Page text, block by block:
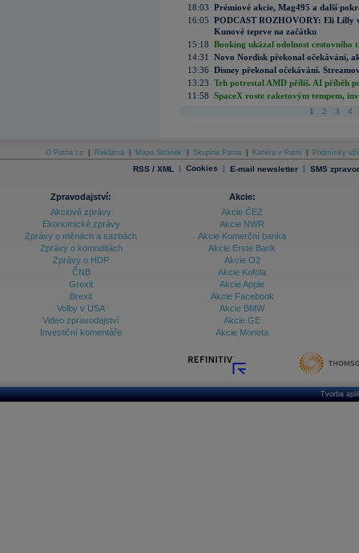
18:03 Prémiové akcie, Mag495 a další
16:05 PODCAST ROZHOVORY: Eli Lilly
Kunové teprve na začátku
15:18 Booking ukázal odolnost cestovního
14:31
Novo Nordisk překonal očekávání,
13:36 Disney překonal očekávání.
13:23 Trh potrestal AMD příliš. AI příběh
11:58 SpaceX roste raketovým tempem,
1 2 3 4
O Patria.cz Reklama Mapa Stránek Skupina Patria Kariéra v Patrii Podmínky
RSS / XML | Cookies | E-mail newsletter | SMS
Zpravodajství:
Akciové zprávy
Ekonomické zprávy
Zprávy o měnách a sazbách
Zprávy o komoditách
Zprávy o HDP
ČNB
Grexit
Brexit
Volby v USA
Video zpravodajství
Investiční komentáře
Akcie:
Akcie ČEZ
Akcie NWR
Akcie Komerční banka
Akcie Erste Bank
Akcie O2
Akcie Kofola
Akcie Apple
Akcie Facebook
Akcie BMW
Akcie GE
Akcie Moneta
Tvorba